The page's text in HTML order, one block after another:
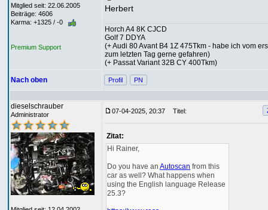
Mitglied seit: 22.06.2005
Beiträge: 4606
Karma: +1325 / -0
Premium Support
Herbert
Horch A4 8K CJCD
Golf 7 DDYA
(+ Audi 80 Avant B4 1Z 475Tkm - habe ich vom
zum letzten Tag gerne gefahren)
(+ Passat Variant 32B CY 400Tkm)
Nach oben Profil PN
dieselschrauber
Administrator 07-04-2025, 20:37 Titel:
Zitat:
Hi Rainer,
Do you have an Autoscan from this
car as well? What happens when
using the English language Release
25.3?